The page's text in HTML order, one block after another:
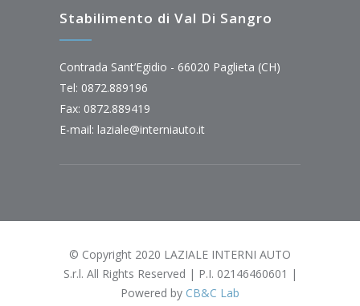
Stabilimento di Val Di Sangro
Contrada Sant’Egidio - 66020 Paglieta (CH)
Tel: 0872.889196
Fax: 0872.889419
E-mail: laziale@interniauto.it
© Copyright 2020 LAZIALE INTERNI AUTO
S.r.l. All Rights Reserved | P.I. 02146460601 |
Powered by CB&C Lab